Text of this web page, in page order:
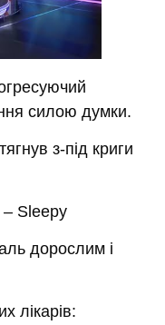
силою думки.
з-під криги
Sleepy
дорослим і
лікарів: